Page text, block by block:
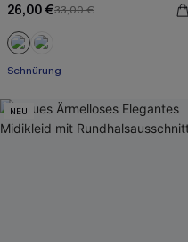
26,00 €33,00 €
Schnürung
NEU